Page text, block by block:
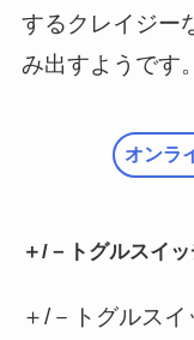
するクレイジー
み出すようです。
オンラ
＋/－トグルスイ
＋/－トグルス